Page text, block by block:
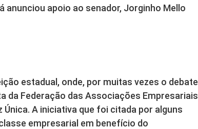
anunciou apoio ao senador, Jorginho Mello
estadual, onde, por muitas vezes o debate
da Federação das Associações Empresariais
A iniciativa que foi citada por alguns
empresarial em benefício do